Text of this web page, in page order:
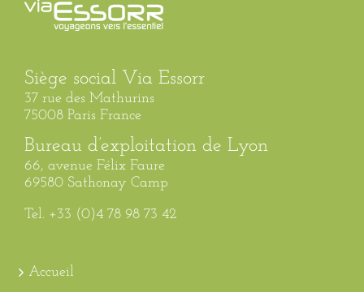
Siège social Via Essorr
37 rue des Mathurins
75008 Paris France
Bureau d’exploitation de Lyon
66, avenue Félix Faure
69580 Sathonay Camp
Tel. +33 (0)4 78 98 73 42
Accueil